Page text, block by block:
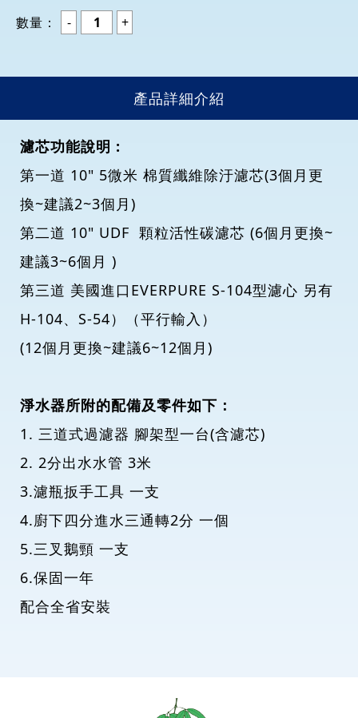
數量：
產品詳細介紹
濾芯功能說明 :
第一道 10" 5微米 棉質纖維除汙濾芯(3個月更
換~建議2~3個月)
第二道 10" UDF 顆粒活性碳濾芯 (6個月更換~
建議3~6個月 )
第三道 美國進口EVERPURE S-104型濾心 另有
H-104、S-54）（平行輸入）
(12個月更換~建議6~12個月)
淨水器所附的配備及零件如下：
1. 三道式過濾器 腳架型一台(含濾芯)
2. 2分出水水管 3米
3.濾瓶扳手工具 一支
4.廚下四分進水三通轉2分 一個
5.三叉鵝頸 一支
6.保固一年
配合全省安裝